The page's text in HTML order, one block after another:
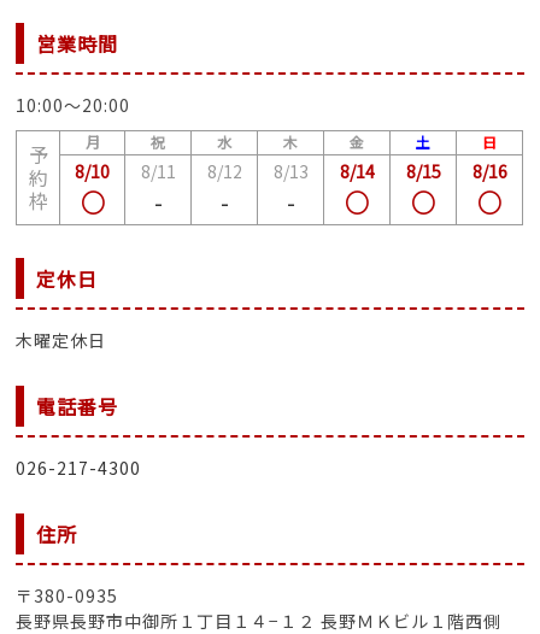
【公共機関の場合】
◆電車の場合 … 長野駅西口(善光寺口)を出て左側にあるホテ
2つ目の信号機がある交差点を過ぎた先の長野MKビルという灰
色のビル(八十二文化財団の向かい)の1階がリンリンです。
営業時間
10:00〜20:00
予
約
枠
月 祝 水 木 金 土 日
8/10
○
8/11
-
8/12
-
8/13
-
8/14
○
8/15
○
8/16
○
定休日
木曜定休日
電話番号
026-217-4300
住所
〒380-0935
長野県長野市中御所１丁目１４−１２ 長野ＭＫビル１階西側